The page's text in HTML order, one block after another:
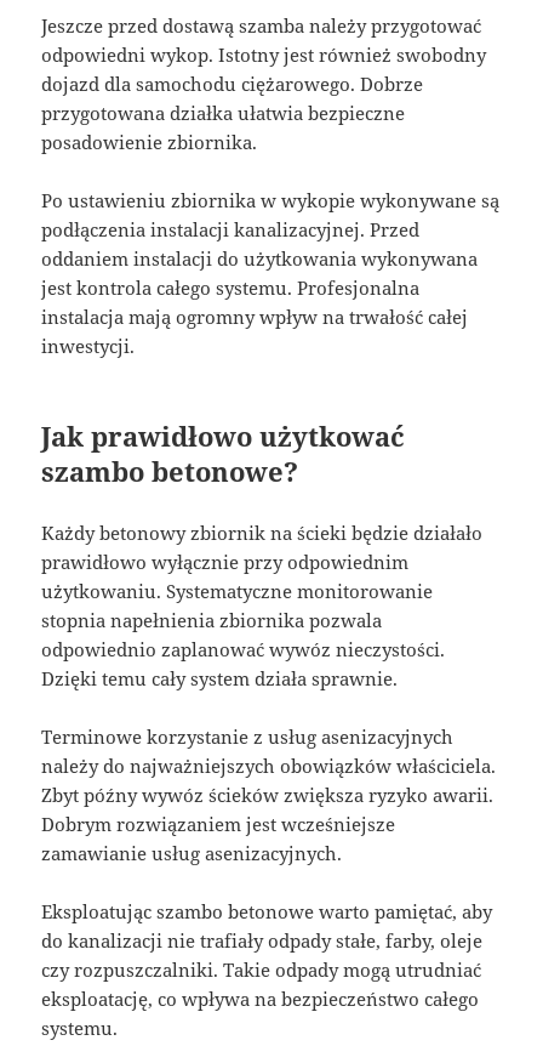
Jeszcze przed dostawą szamba należy przygotować
odpowiedni wykop. Istotny jest również swobodny
dojazd dla samochodu ciężarowego. Dobrze
przygotowana działka ułatwia bezpieczne
posadowienie zbiornika.
Po ustawieniu zbiornika w wykopie wykonywane są
podłączenia instalacji kanalizacyjnej. Przed
oddaniem instalacji do użytkowania wykonywana
jest kontrola całego systemu. Profesjonalna
instalacja mają ogromny wpływ na trwałość całej
inwestycji.
Jak prawidłowo użytkować
szambo betonowe?
Każdy betonowy zbiornik na ścieki będzie działało
prawidłowo wyłącznie przy odpowiednim
użytkowaniu. Systematyczne monitorowanie
stopnia napełnienia zbiornika pozwala
odpowiednio zaplanować wywóz nieczystości.
Dzięki temu cały system działa sprawnie.
Terminowe korzystanie z usług asenizacyjnych
należy do najważniejszych obowiązków właściciela.
Zbyt późny wywóz ścieków zwiększa ryzyko awarii.
Dobrym rozwiązaniem jest wcześniejsze
zamawianie usług asenizacyjnych.
Eksploatując szambo betonowe warto pamiętać, aby
do kanalizacji nie trafiały odpady stałe, farby, oleje
czy rozpuszczalniki. Takie odpady mogą utrudniać
eksploatację, co wpływa na bezpieczeństwo całego
systemu.